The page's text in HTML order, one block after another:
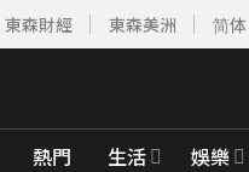
東森財經 東森美洲 简体
熱門 生活 娛樂